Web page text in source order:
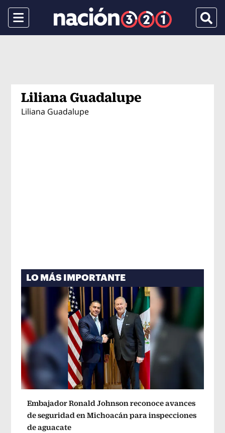
Menu
Liliana Guadalupe
Liliana Guadalupe
LO MÁS IMPORTANTE
Embajador Ronald Johnson reconoce avances
de seguridad en Michoacán para inspecciones
de aguacate